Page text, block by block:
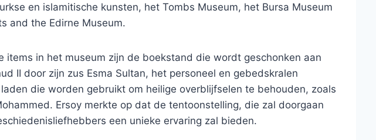
en islamitische kunsten, het Tombs Museum, het Bursa Museum
and the Edirne Museum.
items in het museum zijn de boekstand die wordt geschonken aan
II door zijn zus Esma Sultan, het personeel en gebedskralen
die worden gebruikt om heilige overblijfselen te behouden, zoals
Ersoy merkte op dat de tentoonstelling, die zal doorgaan
een unieke ervaring zal bieden.